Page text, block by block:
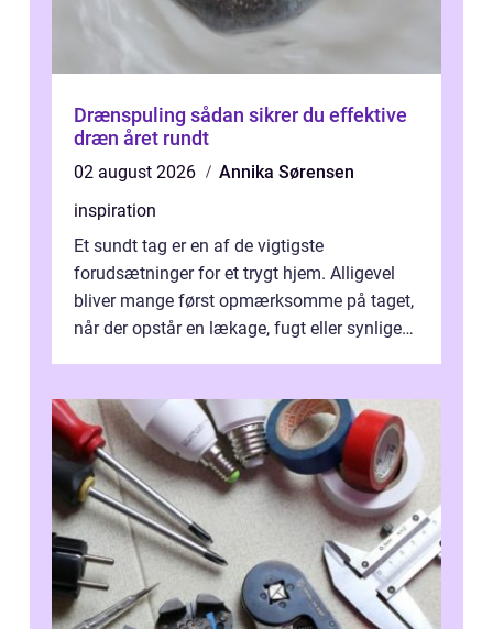
Drænspuling sådan sikrer du effektive
dræn året rundt
02 august 2026
Annika Sørensen
inspiration
Et sundt tag er en af de vigtigste
forudsætninger for et trygt hjem. Alligevel
bliver mange først opmærksomme på taget,
når der opstår en lækage, fugt eller synlige